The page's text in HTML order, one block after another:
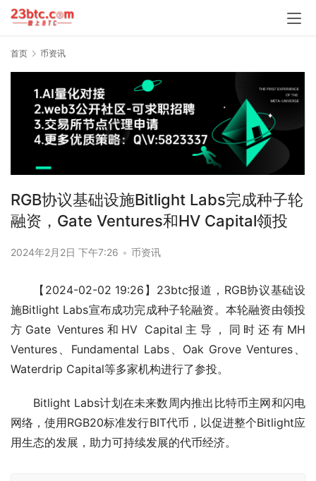
首页 币资讯
RGB协议基础设施Bitlight Labs完成种子轮
融资，Gate Ventures和HV Capital领投
2024年2月2日 下午7:26 • 币资讯
【2024-02-02 19:26】23btc报道，RGB协议基础设
施Bitlight Labs宣布成功完成种子轮融资。本轮融资由领投
方Gate Ventures和HV Capital主导，同时还有MH
Ventures、Fundamental Labs、Oak Grove Ventures、
Waterdrip Capital等多家机构进行了参投。
Bitlight Labs计划在未来数周内推出比特币主网和闪电
网络，使用RGB20标准发行BIT代币，以促进整个Bitlight应
用生态的发展，助力可持续发展的代币经济。